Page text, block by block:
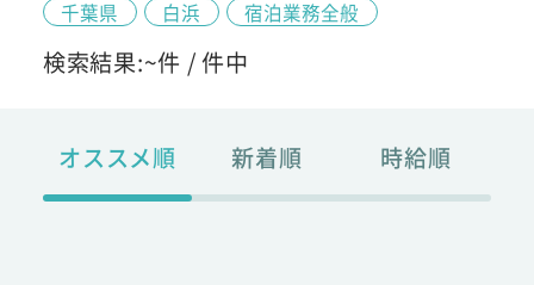
千葉県 白浜 宿泊業務全般
検索結果:~件 /件中
オススメ順 新着順 時給順